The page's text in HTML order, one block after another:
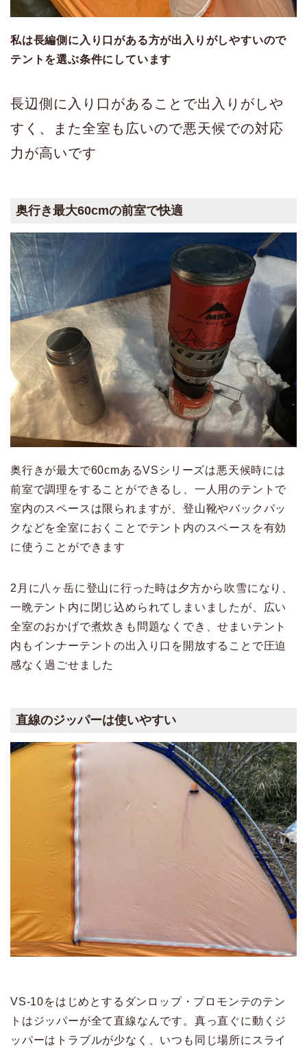
私は長編側に入り口がある方が出入りがしやすいので
テントを選ぶ条件にしています
長辺側に入り口があることで出入りがしや
すく、また全室も広いので悪天候での対応
力が高いです
奥行き最大60cmの前室で快適
奥行きが最大で60cmあるVSシリーズは悪天候時には
前室で調理をすることができるし、一人用のテントで
室内のスペースは限られますが、登山靴やバックパッ
クなどを全室におくことでテント内のスペースを有効
に使うことができます
2月に八ヶ岳に登山に行った時は夕方から吹雪になり、
一晩テント内に閉じ込められてしまいましたが、広い
全室のおかげで煮炊きも問題なくでき、せまいテント
内もインナーテントの出入り口を開放することで圧迫
感なく過ごせました
直線のジッパーは使いやすい
VS-10をはじめとするダンロップ・プロモンテのテン
トはジッパーが全て直線なんです。真っ直ぐに動くジ
ッパーはトラブルが少なく、いつも同じ場所にスライ